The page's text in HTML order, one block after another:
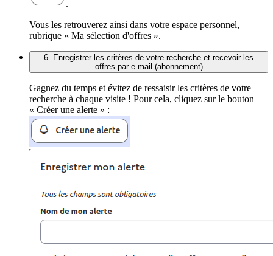
.
Vous les retrouverez ainsi dans votre espace personnel,
rubrique « Ma sélection d'offres ».
6. Enregistrer les critères de votre recherche et recevoir les
offres par e-mail (abonnement)
Gagnez du temps et évitez de ressaisir les critères de votre
recherche à chaque visite ! Pour cela, cliquez sur le bouton
« Créer une alerte » :